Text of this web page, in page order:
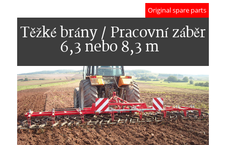
Original spare parts
Těžké brány / Pracovní záběr
6,3 nebo 8,3 m